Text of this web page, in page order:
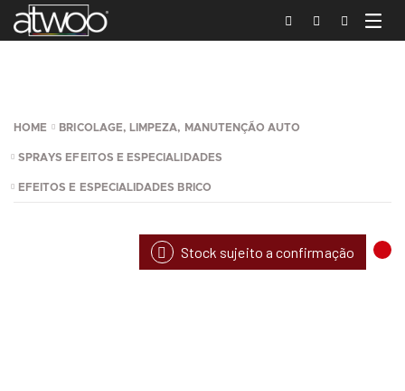
HOME BRICOLAGE, LIMPEZA, MANUTENÇÃO AUTO
SPRAYS EFEITOS E ESPECIALIDADES
EFEITOS E ESPECIALIDADES BRICO
Stock sujeito a confirmação